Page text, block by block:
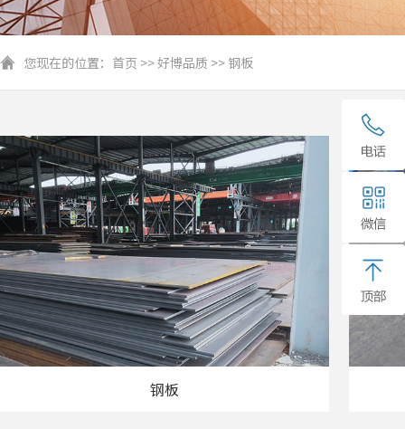
您现在的位置： 首页 >>好博品质 >> 钢板
钢板